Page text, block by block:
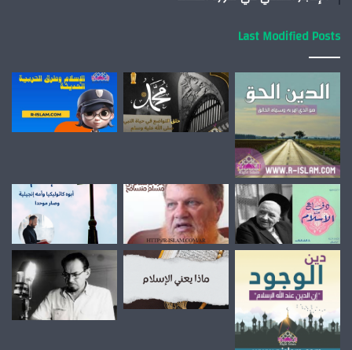
Last Modified Posts